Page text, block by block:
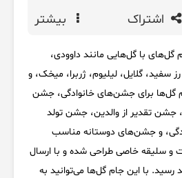
اشتراک بیشتر
با گل‌هایی مانند داوودی،
سفید، گلایل، لیلیوم، ژربرا، میخک، و
گل‌ها برای جشن‌های خانوادگی، جشن
جشن تقدیر از والدین، جشن تولد
و جشن‌های دوستانه مناسب
سلیقه خاصی طراحی شده و با ارسال
با این جام گل‌ها می‌توانید به